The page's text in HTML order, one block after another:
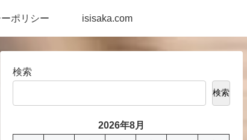
ポリシー isisaka.com
検索
検索
2026年8月